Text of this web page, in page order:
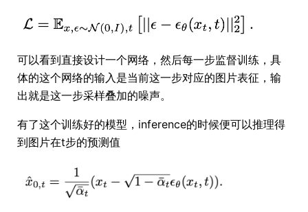
可以看到直接设计一个网络，然后每一步监督训练，具
体的这个网络的输入是当前这一步对应的图片表征，输
出就是这一步采样叠加的噪声。
有了这个训练好的模型，inference的时候便可以推理得
到图片在t步的预测值